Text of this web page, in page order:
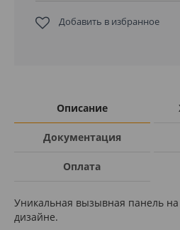
Добавить в избранное
Описание
Документация
Оплата
Уникальная вызывная панель
дизайне.